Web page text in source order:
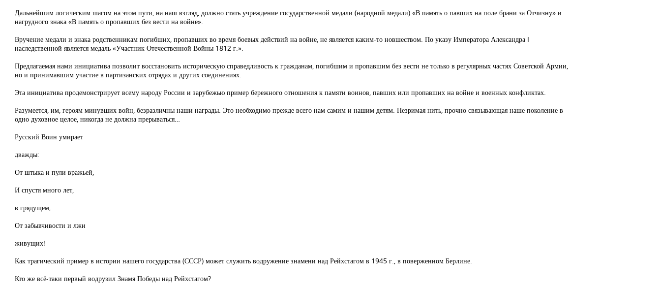
Дальнейшим логическим шагом на этом пути, на наш взгляд, должно стать учреждение государственной медали (народной медали) «В память о павших на поле брани за Отчизну» и
нагрудного знака «В память о пропавших без вести на войне».
Вручение медали и знака родственникам погибших, пропавших во время боевых действий на войне, не является каким-то новшеством. По указу Императора Александра I
наследственной является медаль «Участник Отечественной Войны 1812 г.».
Предлагаемая нами инициатива позволит восстановить историческую справедливость к гражданам, погибшим и пропавшим без вести не только в регулярных частях Советской Армии,
но и принимавшим участие в партизанских отрядах и других соединениях.
Эта инициатива продемонстрирует всему народу России и зарубежью пример бережного отношения к памяти воинов, павших или пропавших на войне и военных конфликтах.
Разумеется, им, героям минувших войн, безразличны наши награды. Это необходимо прежде всего нам самим и нашим детям. Незримая нить, прочно связывающая наше поколение в
одно духовное целое, никогда не должна прерываться…
Русский Воин умирает
дважды:
От штыка и пули вражьей,
И спустя много лет,
в грядущем,
От забывчивости и лжи
живущих!
Как трагический пример в истории нашего государства (СССР) может служить водружение знамени над Рейхстагом в 1945 г., в поверженном Берлине.
Кто же всё-таки первый водрузил Знамя Победы над Рейхстагом?